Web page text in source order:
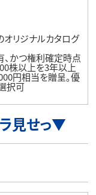
リジナルカタログ
かつ権利確定時点
株以上を3年以上
円相当を贈呈。優
択可
見せっ▼